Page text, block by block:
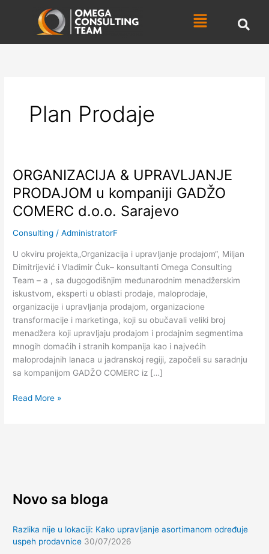
Menu
Plan Prodaje
ORGANIZACIJA & UPRAVLJANJE
PRODAJOM u kompaniji GADŽO
COMERC d.o.o. Sarajevo
Consulting /AdministratorF
U okviru projekta„Organizacija i upravljanje prodajom“, Miljan
Dimitrijević i Vladimir Ćuk– konsultanti Omega Consulting
Team – a , sa dugogodišnjim međunarodnim menadžerskim
iskustvom, eksperti u oblasti prodaje, maloprodaje,
organizacije i upravljanja prodajom, organizacione
transformacije i marketinga, koji su obučavali veliki broj
menadžera koji upravljaju prodajom i prodajnim segmentima
mnogih domaćih i stranih kompanija kao i najvećih
maloprodajnih lanaca u jadranskoj regiji, započeli su saradnju
sa kompanijom GADŽO COMERC iz […]
ORGANIZACIJA
&
UPRAVLJANJE
PRODAJOM
kompaniji
GADŽO
COMERC
d.o.o.
Sarajevo
Read More »
Novo sa bloga
Razlika nije u lokaciji: Kako upravljanje asortimanom određuje
uspeh prodavnice 30/07/2026